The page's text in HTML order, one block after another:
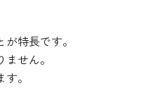
特長です。
せん。
。